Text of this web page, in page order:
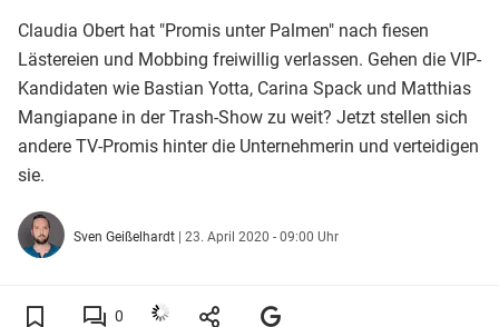
Claudia Obert hat "Promis unter Palmen" nach fiesen
Lästereien und Mobbing freiwillig verlassen. Gehen die VIP-
Kandidaten wie Bastian Yotta, Carina Spack und Matthias
Mangiapane in der Trash-Show zu weit? Jetzt stellen sich
andere TV-Promis hinter die Unternehmerin und verteidigen
sie.
Sven Geißelhardt | 23. April 2020 - 09:00 Uhr
0